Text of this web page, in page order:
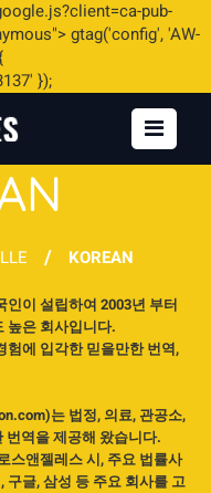
pub-
gtag('config', 'AW-
});
/ KOREAN
이 설립하여 2003년 부터
높은 회사입니다.
에 입각한 믿을만한 번역,
는 법정, 의료, 관공소,
번역을 제공해 왔습니다.
스앤젤레스 시, 주요 법률사
구글, 삼성 등 주요 회사를 고